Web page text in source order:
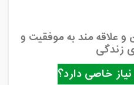
علاقه مند به موفقیت و
زندگی
خاصی دارد؟